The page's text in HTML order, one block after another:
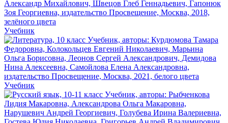
Учебник
Учебник